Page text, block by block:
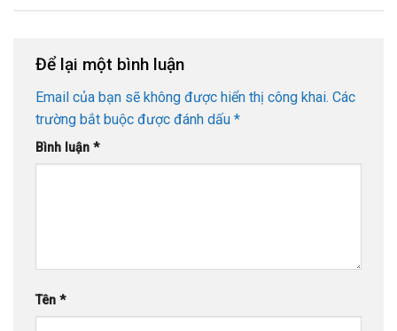
Để lại một bình luận
Email của bạn sẽ không được hiển thị công khai. Các
trường bắt buộc được đánh dấu *
Bình luận *
Tên *